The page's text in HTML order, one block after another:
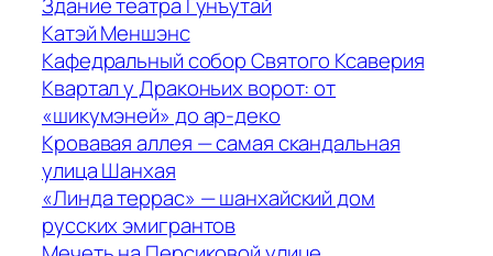
Катэй Меншэнс
Кафедральный собор Святого Ксаверия
Квартал у Драконьих ворот: от
«шикумэней» до ар-деко
Кровавая аллея — самая скандальная
улица Шанхая
«Линда террас» — шанхайский дом
русских эмигрантов